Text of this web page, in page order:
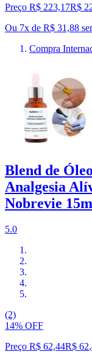
Preço R$ 223,17R$
Ou 7x de R$ 31,88
Compra
Blend de
Analgesia
Nobrevie
5.0
(2)
14% OFF
Preço R$ 62,44R$ 62,